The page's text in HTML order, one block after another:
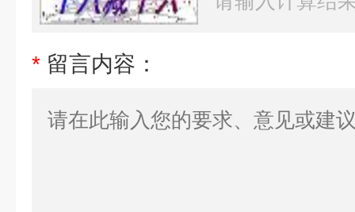
* 留言内容：